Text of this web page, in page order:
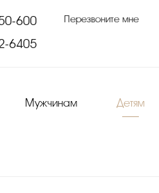
600
6405
Перезвоните мне
Мужчинам Детям